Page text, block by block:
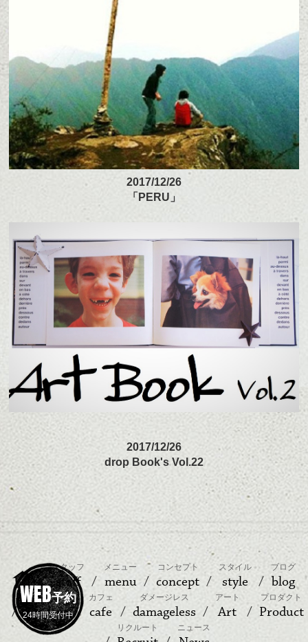
2017/12/26
「PERU」
2017/12/26
drop Book's Vol.22
WEB予約
24時間受付中
スタッフ
staff
メニュー
menu
コンセプト
concept
スタイル
style
ブログ
blog
ヘッドスパ
headspa
カフェ
cafe
ダメージレス
damageless
アート
Art
プロダクト
Product
リクルート ニュース